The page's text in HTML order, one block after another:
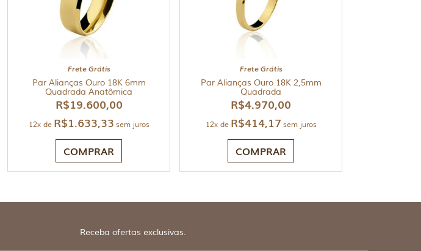
Frete Grátis
Par Alianças Ouro 18K 6mm
Quadrada Anatômica
R$19.600,00
12x de R$1.633,33 sem juros
COMPRAR
Frete Grátis
Par Alianças Ouro 18K 2,5mm
Quadrada
R$4.970,00
12x de R$414,17 sem juros
COMPRAR
Receba ofertas exclusivas.